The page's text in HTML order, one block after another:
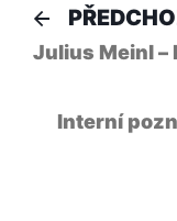
Navigace
pro
Julius Meinl –
Interní